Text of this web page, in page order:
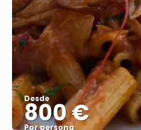
Desde
800 €
Por persona